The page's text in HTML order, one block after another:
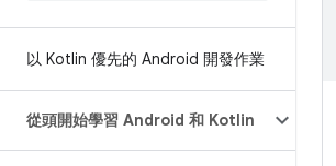
以 Kotlin 優先的 Android 開發作業
從頭開始學習 Android 和 Kotlin